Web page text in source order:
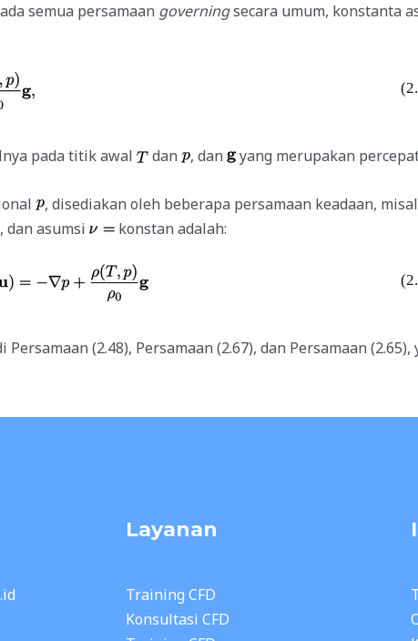
semua persamaan governingsecara umum, konstanta
pada titik awal dan , dan yang merupakan
, disediakan oleh beberapa persamaan keadaan,
dan asumsi
konstan adalah:
Persamaan (2.48), Persamaan (2.67), dan Persamaan (2.65),
Layanan
Training CFD
Konsultasi CFD